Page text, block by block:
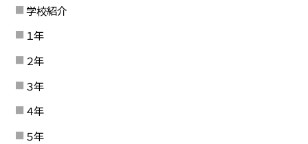
学校紹介
１年
２年
３年
４年
５年